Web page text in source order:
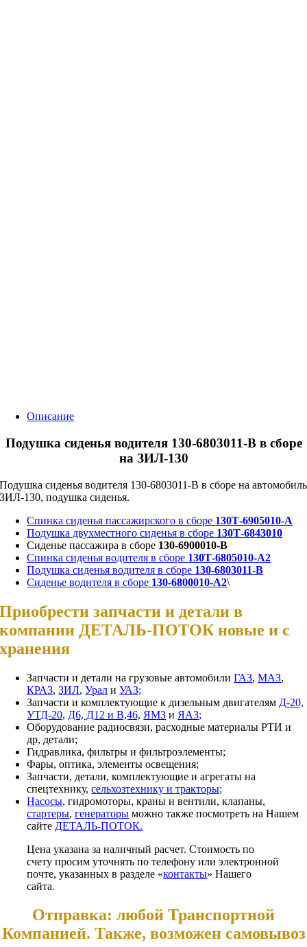
Описание
Подушка сиденья водителя 130-6803011-В в сборе
на ЗИЛ-130
Подушка сиденья водителя 130-6803011-В в сборе на автомобиль
ЗИЛ-130, подушка сиденья.
Спинка сиденья пассажирского в сборе 130Т-6905010-А
Подушка двухместного сиденья в сборе 130Т-6843010
Сиденье пассажира в сборе 130-6900010-В
Спинка сиденья водителя в сборе 130Т-6805010-А2
Подушка сиденья водителя в сборе 130-6803011-В
Сиденье водителя в сборе 130-6800010-А2\
Приобрести запчасти и детали в
компании ДЕТАЛЬ-ПОТОК новые и с
хранения
Запчасти и детали на грузовые автомобилиГАЗ,МАЗ,
КРАЗ,ЗИЛ,Урал иУАЗ;
Запчасти и комплектующие к дизельным двигателям Д-20,
УТД-20, Д6, Д12 и В,46, ЯМЗ и ЯАЗ;
Оборудование радиосвязи, расходные материалы РТИ и
др, детали;
Гидравлика, фильтры и фильтроэлементы;
Фары, оптика, элементы освещения;
Запчасти, детали, комплектующие и агрегаты на
спецтехнику,сельхозтехнику и тракторы;
Насосы, гидромоторы, краны и вентили, клапаны,
стартеры,генераторы можно также посмотреть на Нашем
сайте ДЕТАЛЬ-ПОТОК.
Цена указана за наличный расчет. Стоимость по
счету просим уточнять по телефону или электронной
почте, указанных в разделе «контакты» Нашего
сайта.
Отправка: любой Транспортной
Компанией. Также, возможен самовывоз